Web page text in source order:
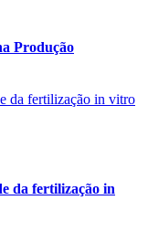
Produção
da fertilização in